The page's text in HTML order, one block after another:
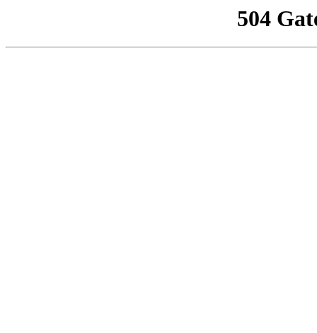
504